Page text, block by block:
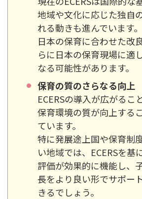
地域や文化に応じた独自
れる動きも進んでいます。
日本の保育に合わせた改
らに日本の保育現場に適
なる可能性があります。
保育の質のさらなる向上
ECERSの導入が広がるこ
保育環境の質が向上する
ています。
特に発展途上国や保育制
い地域では、ECERSを基
評価が効果的に機能し、
長をより良い形でサポー
きるでしょう。